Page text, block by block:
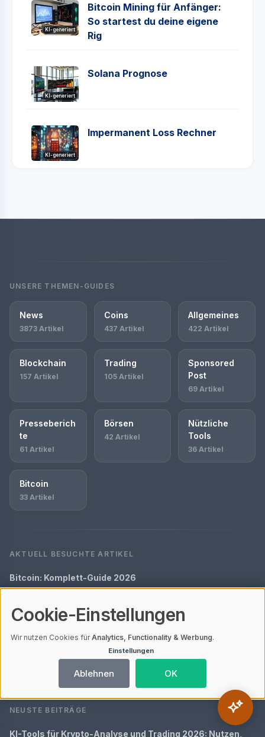
KI-generiert
Bitcoin Mining für Anfänger:
So startest du deine eigene
Rig
KI-generiert
Solana Prognose
KI-generiert
Impermanent Loss Rechner
UNSERE THEMEN-GUIDES
News
3873 Artikel
Coins
437 Artikel
Allgemeines
422 Artikel
Blockchain
157 Artikel
Trading
105 Artikel
Sponsored
Post
69 Artikel
Presseberich
te
61 Artikel
Börsen
42 Artikel
Nützliche
Tools
36 Artikel
Bitcoin
33 Artikel
AKTUELL BESUCHTE ARTIKEL
Bitcoin: Komplett-Guide 2026
Krypto im E-Commerce: Wie Bitcoin den Online-Handel
beeinflusst
Bitcoin-Verkauf: Den optimalen Zeitpunkt finden
Depot eröffnen & verwalten: Der vollständige Leitfaden
NEUSTE BEITRÄGE
KI-Tools für Krypto-Analyse und Trading 2026: Nutzen,
Cookie-Einstellungen
Wir nutzen Cookies fürAnalytics, Functionality & Werbung.
Einstellungen
Ablehnen OK